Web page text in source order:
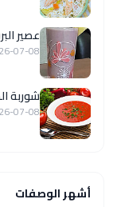
عصير
07-08
شوربة
07-08
أشهر الوصفات